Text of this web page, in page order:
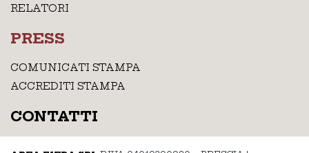
RELATORI
PRESS
COMUNICATI STAMPA
ACCREDITI STAMPA
CONTATTI